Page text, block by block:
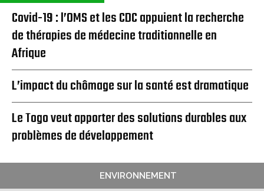
Covid-19 : l’OMS et les CDC appuient la recherche
de thérapies de médecine traditionnelle en
Afrique
L’impact du chômage sur la santé est dramatique
Le Togo veut apporter des solutions durables aux
problèmes de développement
ENVIRONNEMENT